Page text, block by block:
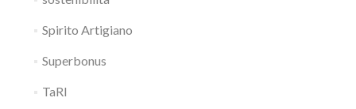
Spirito Artigiano
Superbonus
TaRI